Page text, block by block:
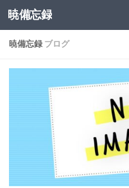
コンテンツへスキップ
暁備忘録
暁備忘録 ブログ